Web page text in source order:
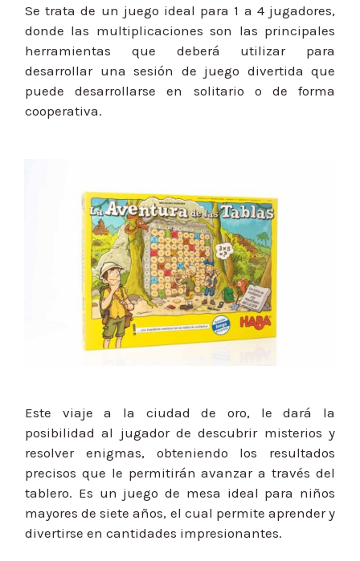
Se trata de un juego ideal para 1 a 4 jugadores,
donde las multiplicaciones son las principales
herramientas que deberá utilizar para
desarrollar una sesión de juego divertida que
puede desarrollarse en solitario o de forma
cooperativa.
Este viaje a la ciudad de oro, le dará la
posibilidad al jugador de descubrir misterios y
resolver enigmas, obteniendo los resultados
precisos que le permitirán avanzar a través del
tablero. Es un juego de mesa ideal para niños
mayores de siete años, el cual permite aprender y
divertirse en cantidades impresionantes.